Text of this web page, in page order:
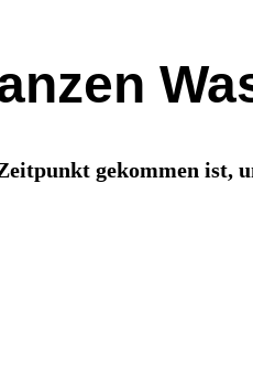
gekommen ist,